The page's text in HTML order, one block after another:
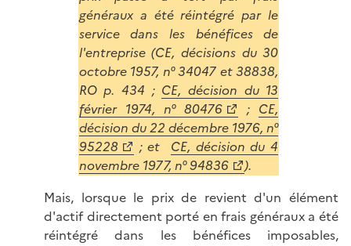
généraux a été réintégré par le
service dans les bénéfices de
l'entreprise (CE, décisions du 30
octobre 1957, n° 34047 et 38838,
RO p. 434 ; CE, décision du 13
février 1974, n° 80476
; CE,
décision du 22 décembre 1976, n°
95228
; et CE, décision du 4
novembre 1977, n° 94836
).
Mais, lorsque le prix de revient d'un élément
d'actif directement porté en frais généraux a été
réintégré dans les bénéfices imposables,